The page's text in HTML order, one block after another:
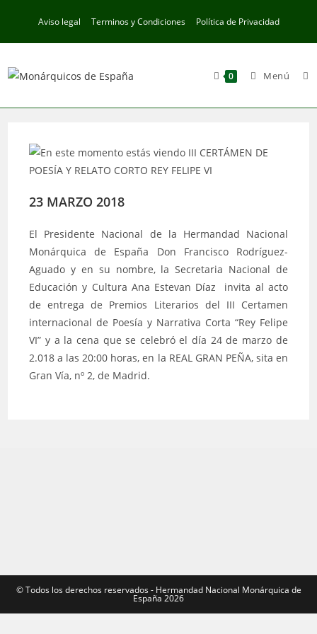
contenido
Aviso legal Terminos y Condiciones Política de Privacidad
0 Menú
23 MARZO 2018
El Presidente Nacional de la Hermandad Nacional
Monárquica de España Don Francisco Rodríguez-
Aguado y en su nombre, la Secretaria Nacional de
Educación y Cultura Ana Estevan Díaz invita al acto
de entrega de Premios Literarios del III Certamen
internacional de Poesía y Narrativa Corta “Rey Felipe
VI” y a la cena que se celebró el día 24 de marzo de
2.018 a las 20:00 horas, en la REAL GRAN PEÑA, sita en
Gran Vía, nº 2, de Madrid.
©️ Todos los derechos reservados - Hermandad Nacional Monárquica de
España 2026